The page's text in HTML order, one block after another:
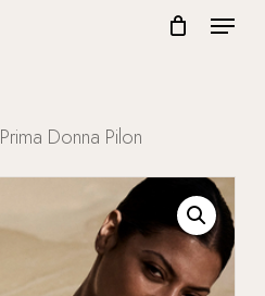
Menu
Prima Donna Pilon